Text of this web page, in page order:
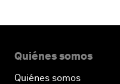
Quiénes somos
Quiénes somos